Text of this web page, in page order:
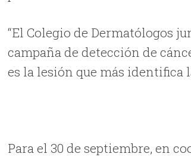
“El Colegio de Dermatólogos
campaña de detección de
es la lesión que más identifica
Para el 30 de septiembre, en